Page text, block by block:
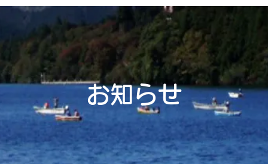
お知らせ